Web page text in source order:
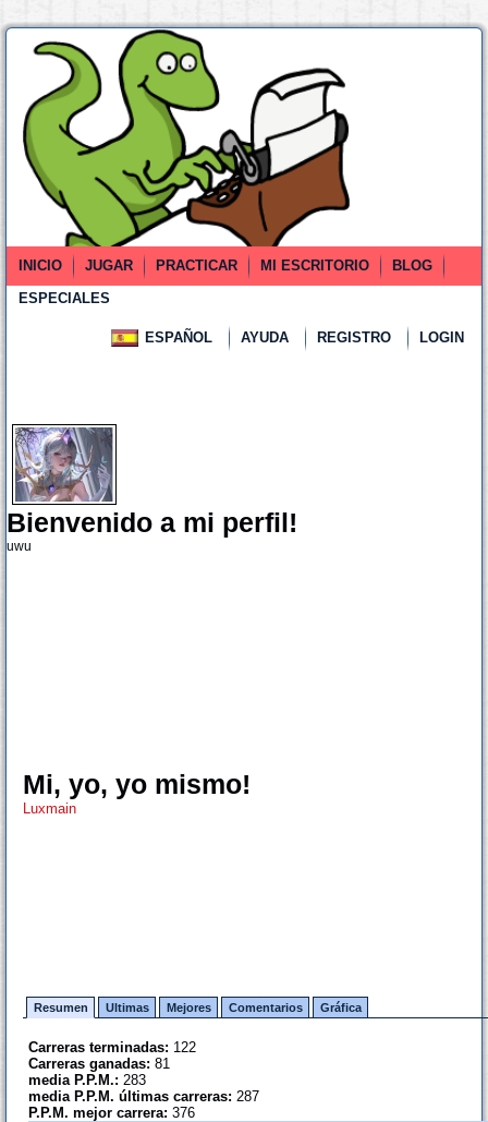
INICIO JUGAR PRACTICAR MI ESCRITORIO
BLOG
ESPECIALES
ESPAÑOL AYUDA REGISTRO LOGIN
Bienvenido a mi perfil!
uwu
Mi, yo, yo mismo!
Luxmain
Resumen Ultimas Mejores Comentarios Gráfica
Carreras terminadas: 122
Carreras ganadas: 81
media P.P.M.: 283
media P.P.M. últimas carreras: 287
P.P.M. mejor carrera: 376